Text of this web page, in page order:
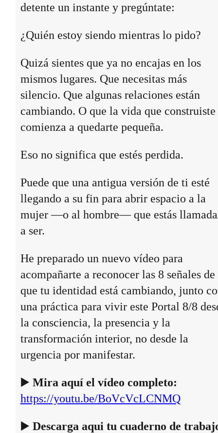
detente un instante y pregúntate:
¿Quién estoy siendo mientras lo pido?
Quizá sientes que ya no encajas en los
mismos lugares. Que necesitas más
silencio. Que algunas relaciones están
cambiando. O que la vida que construiste
comienza a quedarte pequeña.
Eso no significa que estés perdida.
Puede que una antigua versión de ti esté
llegando a su fin para abrir espacio a la
mujer —o al hombre— que estás
a ser.
He preparado un nuevo vídeo para
acompañarte a reconocer las 8 señales de
que tu identidad está cambiando, junto
una práctica para vivir este Portal 8/8
la consciencia, la presencia y la
transformación interior, no desde la
urgencia por manifestar.
▶️ Mira aquí el vídeo completo:
https://youtu.be/BoVcVcLCNMQ
▶️ Descarga aqui tu cuaderno de